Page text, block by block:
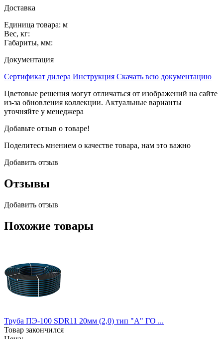
Доставка
Единица товара: м
Вес, кг:
Габариты, мм:
Документация
Сертификат дилера Инструкция Скачать всю документацию
Цветовые решения могут отличаться от изображений на сайте
из-за обновления коллекции. Актуальные варианты
уточняйте у менеджера
Добавьте отзыв о товаре!
Поделитесь мнением о качестве товара, нам это важно
Добавить отзыв
Отзывы
Добавить отзыв
Похожие товары
Труба ПЭ-100 SDR11 20мм (2,0) тип "А" ГО ...
Товар закончился